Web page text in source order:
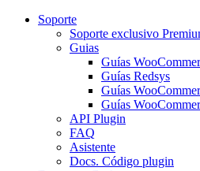
Soporte
Soporte exclusivo
Guias
Guías
Guías Redsys
Guías
Guías
API Plugin
FAQ
Asistente
Docs. Código plugin